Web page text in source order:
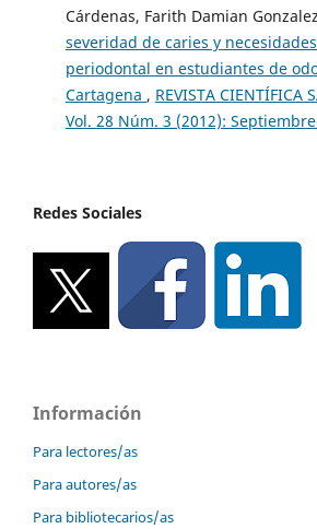
Cárdenas, Farith Damian
severidad de caries y
periodontal en estudiantes de
Cartagena , REVISTA CIENTÍFICA
Vol. 28 Núm. 3 (2012):
Redes Sociales
Información
Para lectores/as
Para autores/as
Para bibliotecarios/as